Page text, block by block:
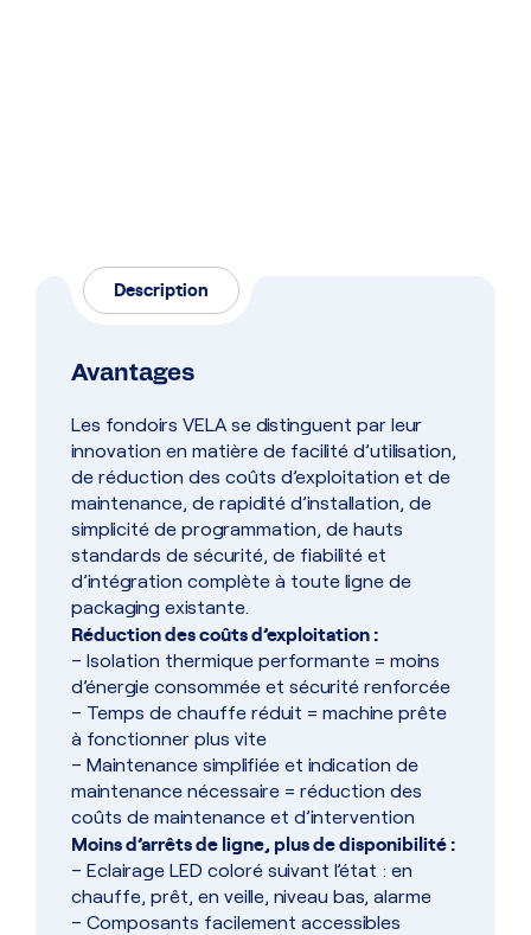
Description
Avantages
Les fondoirs VELA se distinguent par leur
innovation en matière de facilité d’utilisation,
de réduction des coûts d’exploitation et de
maintenance, de rapidité d’installation, de
simplicité de programmation, de hauts
standards de sécurité, de fiabilité et
d’intégration complète à toute ligne de
packaging existante.
Réduction des coûts d’exploitation :
– Isolation thermique performante = moins
d’énergie consommée et sécurité renforcée
– Temps de chauffe réduit = machine prête
à fonctionner plus vite
– Maintenance simplifiée et indication de
maintenance nécessaire = réduction des
coûts de maintenance et d’intervention
Moins d’arrêts de ligne, plus de disponibilité :
– Eclairage LED coloré suivant l’état : en
chauffe, prêt, en veille, niveau bas, alarme
– Composants facilement accessibles